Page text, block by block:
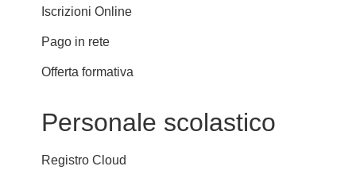
Iscrizioni Online
Pago in rete
Offerta formativa
Personale scolastico
Registro Cloud